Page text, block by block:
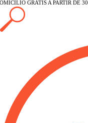
GRATIS A PARTIR DE 30€